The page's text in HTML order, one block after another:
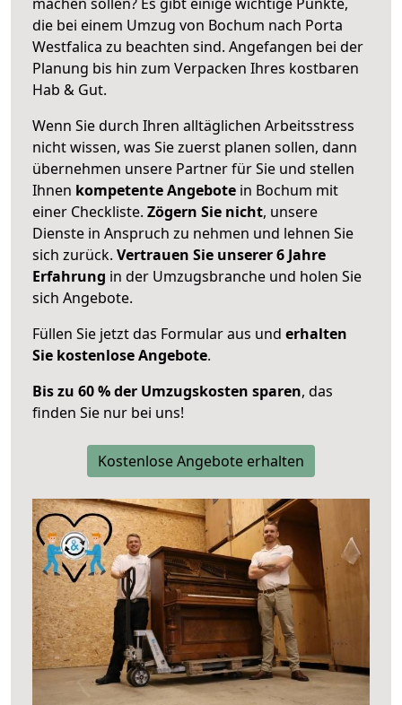
die bei einem Umzug von Bochum nach Porta
Westfalica zu beachten sind. Angefangen bei der
Planung bis hin zum Verpacken Ihres kostbaren
Hab & Gut.
Wenn Sie durch Ihren alltäglichen Arbeitsstress
nicht wissen, was Sie zuerst planen sollen, dann
übernehmen unsere Partner für Sie und stellen
Ihnen kompetente Angebote in Bochum mit
einer Checkliste. Zögern Sie nicht, unsere
Dienste in Anspruch zu nehmen und lehnen Sie
sich zurück. Vertrauen Sie unserer 6 Jahre
Erfahrung in der Umzugsbranche und holen Sie
sich Angebote.
Füllen Sie jetzt das Formular aus und erhalten
Sie kostenlose Angebote.
Bis zu 60 % der Umzugskosten sparen, das
finden Sie nur bei uns!
Kostenlose Angebote erhalten